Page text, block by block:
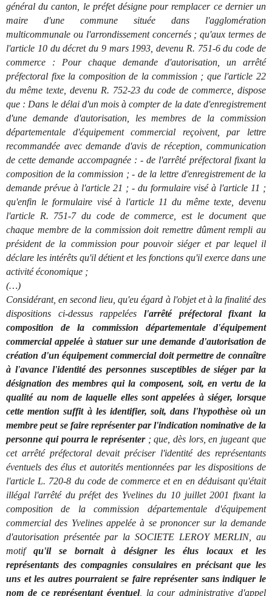
général du canton, le préfet désigne pour remplacer ce dernier un
maire d'une commune située dans l'agglomération
multicommunale ou l'arrondissement concernés ; qu'aux termes de
l'article 10 du décret du 9 mars 1993, devenu R. 751-6 du code de
commerce : Pour chaque demande d'autorisation, un arrêté
préfectoral fixe la composition de la commission ; que l'article 22
du même texte, devenu R. 752-23 du code de commerce, dispose
que : Dans le délai d'un mois à compter de la date d'enregistrement
d'une demande d'autorisation, les membres de la commission
départementale d'équipement commercial reçoivent, par lettre
recommandée avec demande d'avis de réception, communication
de cette demande accompagnée : - de l'arrêté préfectoral fixant la
composition de la commission ; - de la lettre d'enregistrement de la
demande prévue à l'article 21 ; - du formulaire visé à l'article 11 ;
qu'enfin le formulaire visé à l'article 11 du même texte, devenu
l'article R. 751-7 du code de commerce, est le document que
chaque membre de la commission doit remettre dûment rempli au
président de la commission pour pouvoir siéger et par lequel il
déclare les intérêts qu'il détient et les fonctions qu'il exerce dans une
activité économique ;
(…)
Considérant, en second lieu, qu'eu égard à l'objet et à la finalité des
dispositions ci-dessus rappelées l'arrêté préfectoral fixant la
composition de la commission départementale d'équipement
commercial appelée à statuer sur une demande d'autorisation de
création d'un équipement commercial doit permettre de connaître
à l'avance l'identité des personnes susceptibles de siéger par la
désignation des membres qui la composent, soit, en vertu de la
qualité au nom de laquelle elles sont appelées à siéger, lorsque
cette mention suffit à les identifier, soit, dans l'hypothèse où un
membre peut se faire représenter par l'indication nominative de la
personne qui pourra le représenter; que, dès lors, en jugeant que
cet arrêté préfectoral devait préciser l'identité des représentants
éventuels des élus et autorités mentionnées par les dispositions de
l'article L. 720-8 du code de commerce et en en déduisant qu'était
illégal l'arrêté du préfet des Yvelines du 10 juillet 2001 fixant la
composition de la commission départementale d'équipement
commercial des Yvelines appelée à se prononcer sur la demande
d'autorisation présentée par la SOCIETE LEROY MERLIN, au
motif qu'il se bornait à désigner les élus locaux et les
représentants des compagnies consulaires en précisant que les
uns et les autres pourraient se faire représenter sans indiquer le
nom de ce représentant éventuel, la cour administrative d'appel